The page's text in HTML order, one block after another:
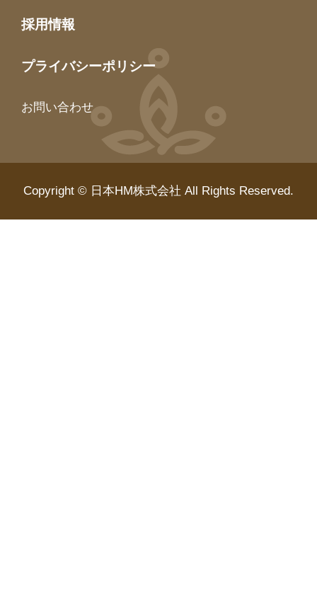
採用情報
プライバシーポリシー
お問い合わせ
Copyright © 日本HM株式会社 All Rights Reserved.